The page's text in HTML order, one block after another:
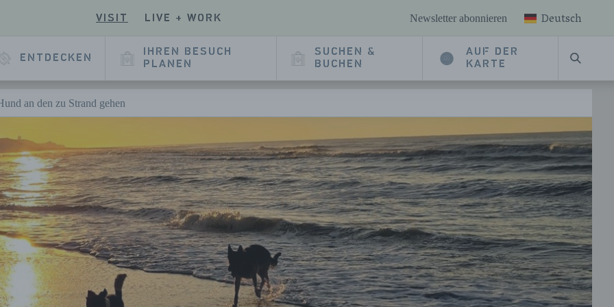
VISIT LIVE + WORK Newsletter abonnieren Deutsch
ENTDECKEN
IHREN BESUCH
PLANEN
SUCHEN &
BUCHEN
AUF DER
KARTE
SUCHE
an den zu Strand gehen